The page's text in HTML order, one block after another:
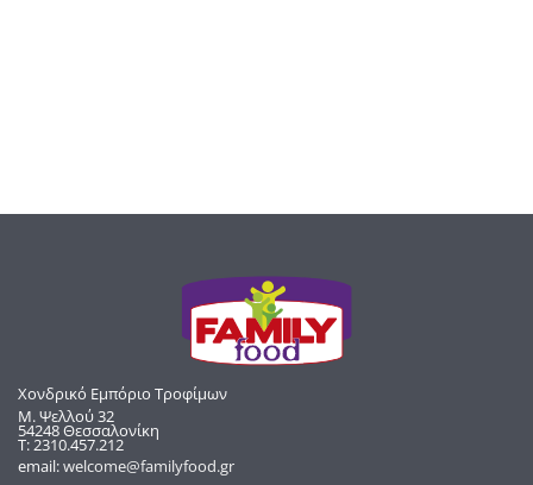
Χονδρικό Εμπόριο Τροφίμων
Μ. Ψελλού 32
54248 Θεσσαλονίκη
Τ: 2310.457.212
email:welcome@familyfood.gr